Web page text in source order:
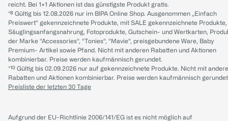
reicht. Bei 1+1 Aktionen ist das günstigste Produkt gratis.
*⁸ Gültig bis 12.08.2026 nur im BIPA Online Shop. Ausgenommen „Einfach
Preiswert“ gekennzeichnete Produkte, mit SALE gekennzeichnete Produkte,
Säuglingsanfangsnahrung, Fotoprodukte, Gutschein- und Wertkarten,
der Marke “Accessories“, “Tonies“, “Mavie“, preisgebundene Ware, Baby
Premium- Artikel sowie Pfand. Nicht mit anderen Rabatten und Aktionen
kombinierbar. Preise werden kaufmännisch gerundet.
*¹⁰ Gültig bis 02.09.2026 nur auf gekennzeichnete Produkte. Nicht mit
Rabatten und Aktionen kombinierbar. Preise werden kaufmännisch
Preisliste der letzten 30 Tage
Aufgrund der EU-Richtlinie 2006/141/EG ist es nicht möglich auf